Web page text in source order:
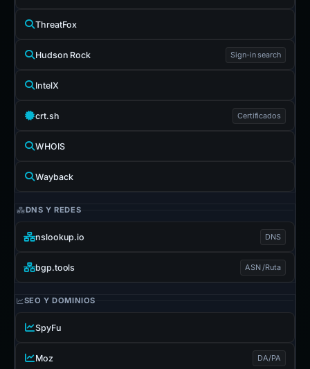
ThreatFox
Hudson Rock Sign-in search
IntelX
crt.sh Certificados
WHOIS
Wayback
DNS Y REDES
nslookup.io DNS
bgp.tools ASN /Ruta
SEO Y DOMINIOS
SpyFu
Moz DA/PA